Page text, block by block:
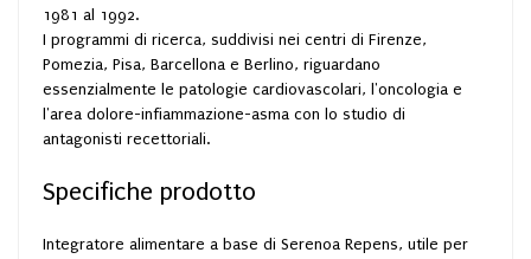
1981 al 1992.
I programmi di ricerca, suddivisi nei centri di Firenze,
Pomezia, Pisa, Barcellona e Berlino, riguardano
essenzialmente le patologie cardiovascolari, l'oncologia e
l'area dolore-infiammazione-asma con lo studio di
antagonisti recettoriali.
Specifiche prodotto
Integratore alimentare a base di Serenoa Repens, utile per